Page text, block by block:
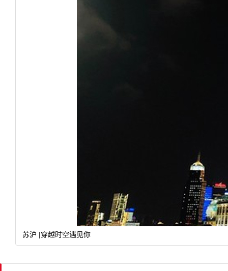
苏沪 |穿越时空遇见你